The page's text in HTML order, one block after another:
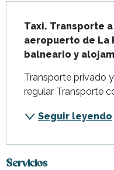
Taxi. Transporte
aeropuerto de La
balneario y
Transporte privado
regular Transporte
Seguir leyendo
Servicios